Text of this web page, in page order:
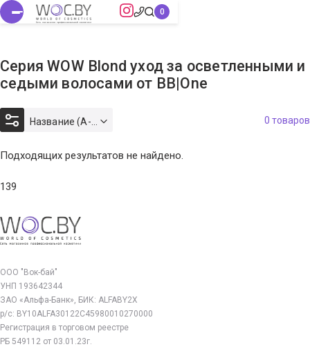
Серия WOW Blond уход за осветленными и
седыми волосами от BB|One
0 товаров
Подходящих результатов не найдено.
139
ООО "Вок-бай"
УНП 193642344
ЗАО «Альфа-Банк», БИК: ALFABY2X
р/с: BY10ALFA30122C45980010270000
Регистрация в торговом реестре
РБ 549112 от 03.01.23г.